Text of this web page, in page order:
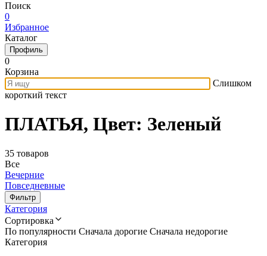
Поиск
0
Избранное
Каталог
Профиль
0
Корзина
Слишком
короткий текст
ПЛАТЬЯ, Цвет: Зеленый
35 товаров
Все
Вечерние
Повседневные
Фильтр
Категория
Сортировка
По популярности Сначала дорогие Сначала недорогие
Категория